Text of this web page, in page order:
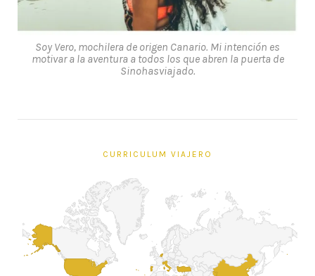
Soy Vero, mochilera de origen Canario. Mi intención es
motivar a la aventura a todos los que abren la puerta de
Sinohasviajado.
CURRICULUM VIAJERO